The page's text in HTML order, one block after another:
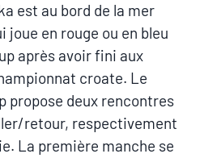
est au bord de la mer
joue en rouge ou en bleu
après avoir fini aux
croate. Le
propose deux rencontres
retour, respectivement
La première manche se